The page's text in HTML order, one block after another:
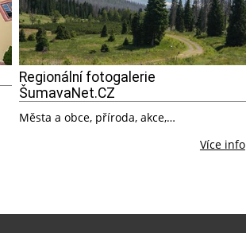
Regionální fotogalerie
ŠumavaNet.CZ
Města a obce, příroda, akce,…
Více info